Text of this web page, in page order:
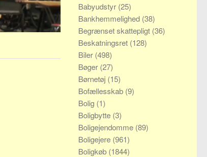
Babyudstyr (25)
Bankhemmelighed (38)
Begrænset skattepligt (36)
Beskatningsret (128)
Biler (498)
Bøger (27)
Børnetøj (15)
Bofællesskab (9)
Bolig (1)
Boligbytte (3)
Boligejendomme (89)
Boligejere (961)
Boligkøb (1844)